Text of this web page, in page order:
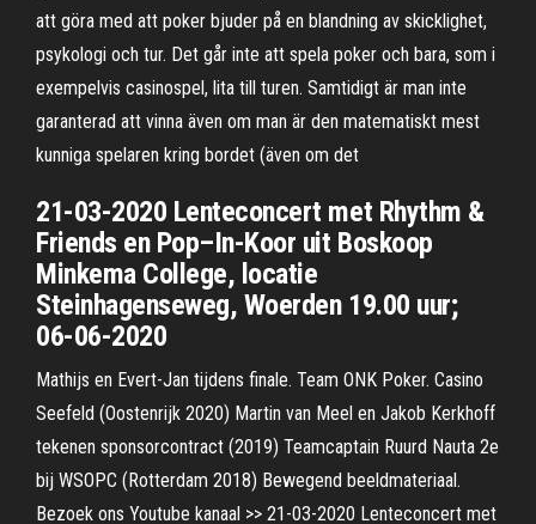
att göra med att poker bjuder på en blandning av skicklighet,
psykologi och tur. Det går inte att spela poker och bara, som i
exempelvis casinospel, lita till turen. Samtidigt är man inte
garanterad att vinna även om man är den matematiskt mest
kunniga spelaren kring bordet (även om det
21-03-2020 Lenteconcert met Rhythm &
Friends en Pop–In-Koor uit Boskoop
Minkema College, locatie
Steinhagenseweg, Woerden 19.00 uur;
06-06-2020
Mathijs en Evert-Jan tijdens finale. Team ONK Poker. Casino
Seefeld (Oostenrijk 2020) Martin van Meel en Jakob Kerkhoff
tekenen sponsorcontract (2019) Teamcaptain Ruurd Nauta 2e
bij WSOPC (Rotterdam 2018) Bewegend beeldmateriaal.
Bezoek ons Youtube kanaal >> 21-03-2020 Lenteconcert met